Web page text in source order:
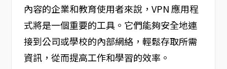
內容的企業和教育使用者來說，VPN 應用程
式將是一個重要的工具。它們能夠安全地連
接到公司或學校的內部網絡，輕鬆存取所需
資訊，從而提高工作和學習的效率。